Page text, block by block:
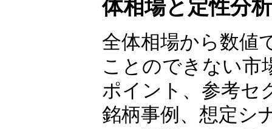
ャー
中原圭介×岡
体相場と定性分
全体相場から数値